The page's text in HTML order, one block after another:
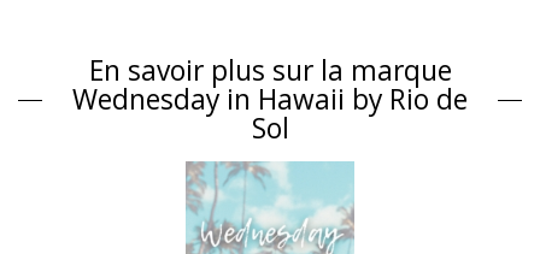
Matière(s)
Matière(s): 84% Biodegradable Nylon (AMNI SOUL ECO), 16%
Spandex (LYCRA) - OEKO-TEX - Chlorine Resistant
Spandex (LYCRA) - OEKO-TEX - Chlorine Resistant
Protection UV: UPF 50+
Informations sur le produit
En savoir plus sur la marque
Wednesday in Hawaii by Rio de
Sol